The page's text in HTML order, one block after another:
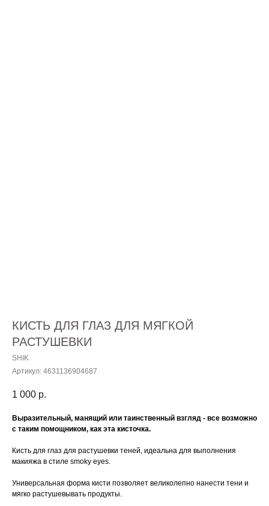
КИСТЬ ДЛЯ ГЛАЗ ДЛЯ МЯГКОЙ
РАСТУШЕВКИ
SHIK
Артикул: 4631136904687
1 000 р.
Выразительный, манящий или таинственный взгляд - все возможно
с таким помощником, как эта кисточка.
Кисть для глаз для растушевки теней, идеальна для выполнения
макияжа в стиле smoky eyes.
Универсальная форма кисти позволяет великолепно нанести тени и
мягко растушевывать продукты.